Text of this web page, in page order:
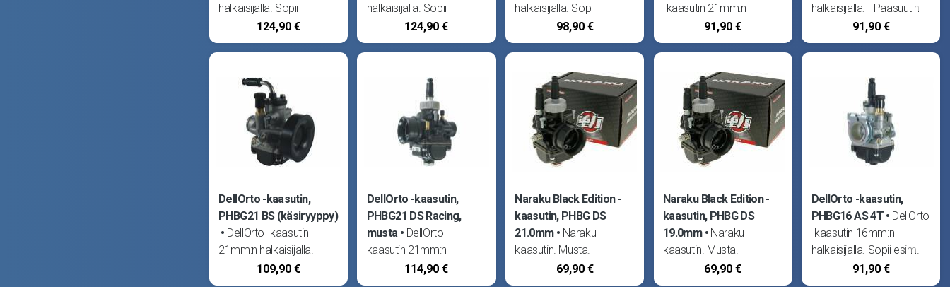
halkaisijalla. Sopii
käytettäväksi esim. Pv
80cc -läppäsylinterisarjan
tyhjäkäynti #50, ryyppy #
124,90 €
halkaisijalla. Sopii
käytettäväksi esim. Pv
50cc -läppäsylinterisarjan
tyhjäkäynti #50, ryyppy #
124,90 €
halkaisijalla. Sopii
käytettäväksi esim. Pv
60cc -läppäsylinterisarjan
tyhjäkäynti #50, ryyppy #
98,90 €
-kaasutin 21mm:n
halkaisijalla. - Pääsuutin
#72, tyhjäkäynti #50,
vasemmalla puolella -
Vaijeriryyppy - Sopii
vakioimukaulaan PHVA ja
PHBN -
91,90 €
halkaisijalla. - Pääsuutin
#85, tyhjäkäynti #50,
ryyppy #60 - Säätöruuvit
Käsiryyppy - Sopii
vakioimukaulaan PHVA ja
91,90 €
DellOrto -kaasutin,
PHBG21 BS (käsiryyppy)
DellOrto -kaasutin
21mm:n halkaisijalla. -
Pääsuutin #96,
tyhjäkäynti #48, ryyppy
109,90 €
DellOrto -kaasutin,
PHBG21 DS Racing,
musta
DellOrto -
kaasutin 21mm:n
halkaisijalla. - Pääsuutin
#92, tyhjäkäynti #50,
114,90 €
Naraku Black Edition -
kaasutin, PHBG DS
21.0mm
Naraku -
kaasutin. Musta. -
Sisähalkaisija 21mm -
Pääsuutin #90,
69,90 €
Naraku Black Edition -
kaasutin, PHBG DS
19.0mm
Naraku -
kaasutin. Musta. -
Sisähalkaisija 19mm -
Pääsuutin #75,
69,90 €
DellOrto -kaasutin,
PHBG16 AS 4T
DellOrto
-kaasutin 16mm:n
halkaisijalla. Sopii esim.
Honda Z50 Monkey. -
Pääsuutin #80,
91,90 €